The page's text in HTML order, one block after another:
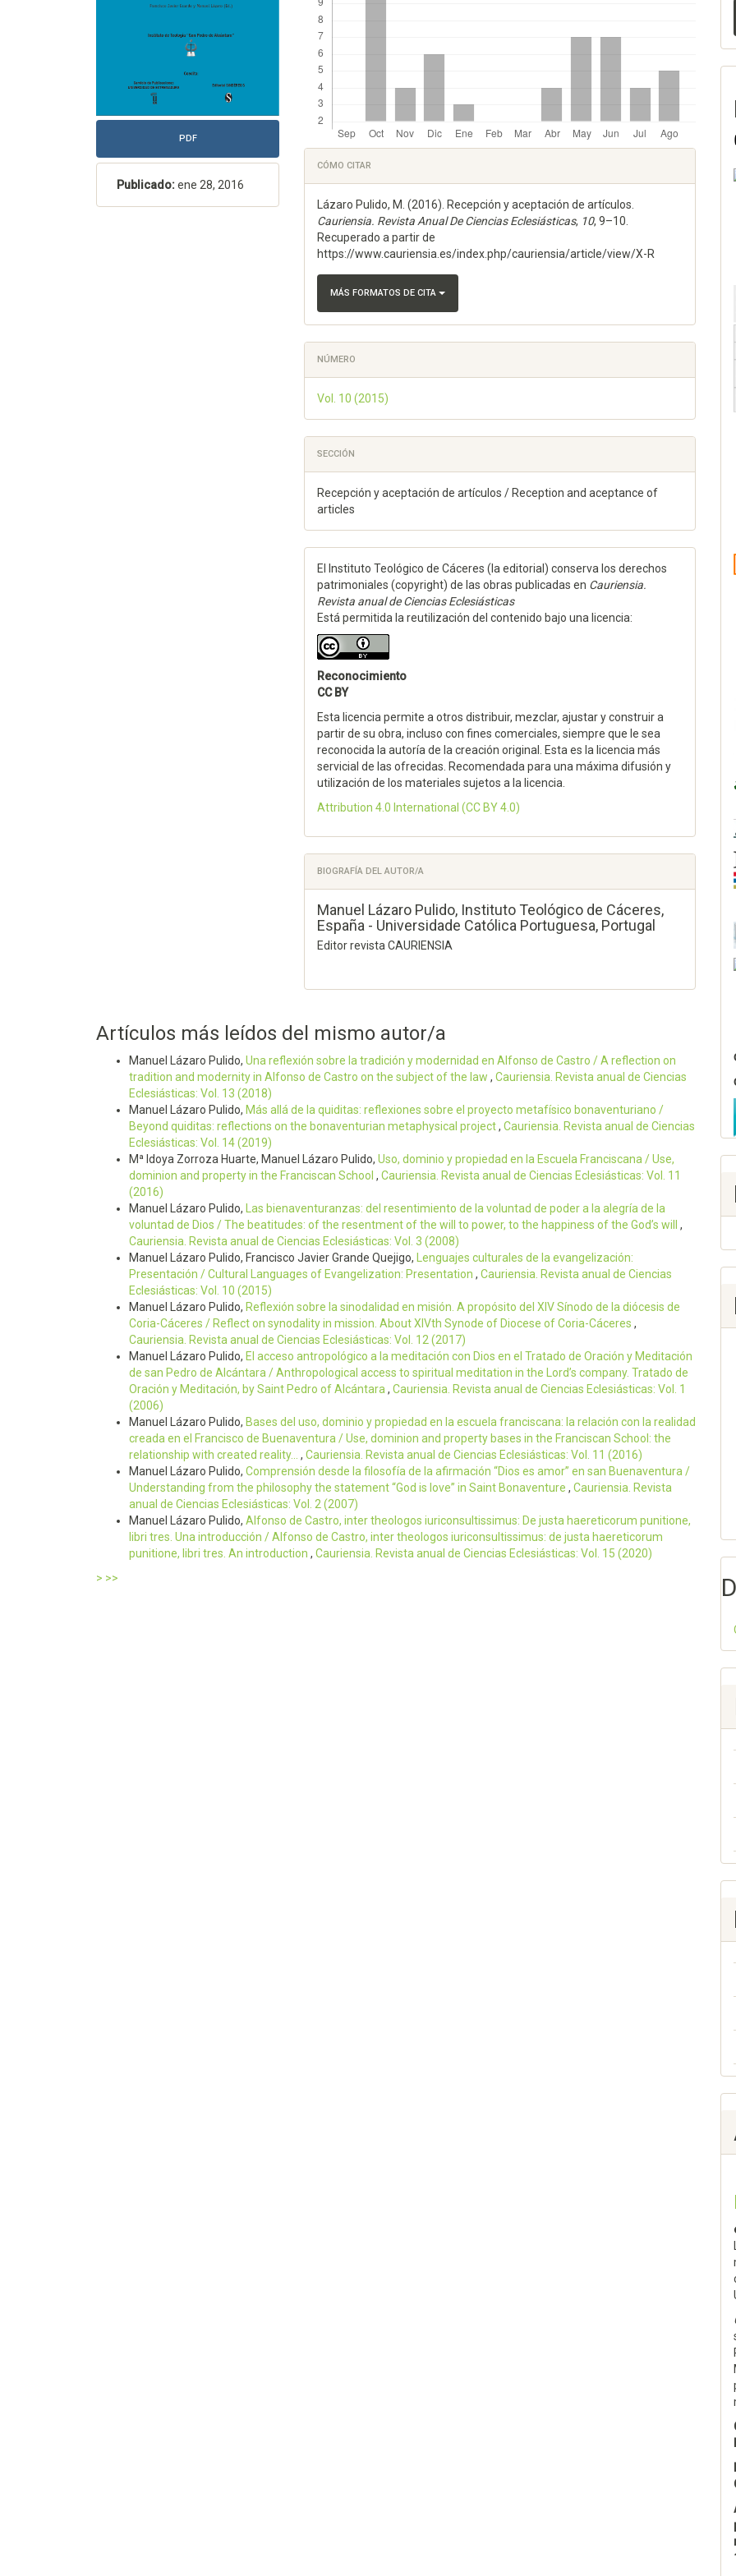
PDF
Publicado:ene 28, 2016
Detalles
del
artículo
CÓMO CITAR
Lázaro Pulido, M. (2016). Recepción y aceptación de artículos.
Cauriensia. Revista Anual De Ciencias Eclesiásticas, 10, 9–10.
Recuperado a partir de
https://www.cauriensia.es/index.php/cauriensia/article/view/X-R
MÁS FORMATOS DE CITA
NÚMERO
Vol. 10 (2015)
SECCIÓN
Recepción y aceptación de artículos / Reception and aceptance of
articles
El Instituto Teológico de Cáceres (la editorial) conserva los derechos
patrimoniales (copyright) de las obras publicadas en Cauriensia.
Revista anual de Ciencias Eclesiásticas
Está permitida la reutilización del contenido bajo una licencia:
Reconocimiento
CC BY
Esta licencia permite a otros distribuir, mezclar, ajustar y construir a
partir de su obra, incluso con fines comerciales, siempre que le sea
reconocida la autoría de la creación original. Esta es la licencia más
servicial de las ofrecidas. Recomendada para una máxima difusión y
utilización de los materiales sujetos a la licencia.
Attribution 4.0 International (CC BY 4.0)
BIOGRAFÍA DEL AUTOR/A
Manuel Lázaro Pulido, Instituto Teológico de Cáceres,
España - Universidade Católica Portuguesa, Portugal
Editor revista CAURIENSIA
Artículos más leídos del mismo autor/a
Manuel Lázaro Pulido, Una reflexión sobre la tradición y modernidad en Alfonso de Castro / A reflection on
tradition and modernity in Alfonso de Castro on the subject of the law , Cauriensia. Revista anual de Ciencias
Eclesiásticas: Vol. 13 (2018)
Manuel Lázaro Pulido, Más allá de la quiditas: reflexiones sobre el proyecto metafísico bonaventuriano /
Beyond quiditas: reflections on the bonaventurian metaphysical project, Cauriensia. Revista anual de Ciencias
Eclesiásticas: Vol. 14 (2019)
Mª Idoya Zorroza Huarte, Manuel Lázaro Pulido, Uso, dominio y propiedad en la Escuela Franciscana / Use,
dominion and property in the Franciscan School , Cauriensia. Revista anual de Ciencias Eclesiásticas: Vol. 11
(2016)
Manuel Lázaro Pulido,
Las bienaventuranzas: del resentimiento de la voluntad de poder a la alegría de la
voluntad de Dios / The beatitudes: of the resentment of the will to power, to the happiness of the God’s will ,
Cauriensia. Revista anual de Ciencias Eclesiásticas: Vol. 3 (2008)
Manuel Lázaro Pulido, Francisco Javier Grande Quejigo,
Lenguajes culturales de la evangelización:
Presentación / Cultural Languages of Evangelization: Presentation , Cauriensia. Revista anual de Ciencias
Eclesiásticas: Vol. 10 (2015)
Manuel Lázaro Pulido, Reflexión sobre la sinodalidad en misión. A propósito del XIV Sínodo de la diócesis de
Coria-Cáceres / Reflect on synodality in mission. About XIVth Synode of Diocese of Coria-Cáceres ,
Cauriensia. Revista anual de Ciencias Eclesiásticas: Vol. 12 (2017)
Manuel Lázaro Pulido, El acceso antropológico a la meditación con Dios en el Tratado de Oración y Meditación
de san Pedro de Alcántara / Anthropological access to spiritual meditation in the Lord’s company. Tratado de
Oración y Meditación, by Saint Pedro of Alcántara , Cauriensia. Revista anual de Ciencias Eclesiásticas: Vol. 1
(2006)
Manuel Lázaro Pulido, Bases del uso, dominio y propiedad en la escuela franciscana: la relación con la realidad
creada en el Francisco de Buenaventura / Use, dominion and property bases in the Franciscan School: the
relationship with created reality... , Cauriensia. Revista anual de Ciencias Eclesiásticas: Vol. 11 (2016)
Manuel Lázaro Pulido, Comprensión desde la filosofía de la afirmación “Dios es amor” en san Buenaventura /
Understanding from the philosophy the statement “God is love” in Saint Bonaventure , Cauriensia. Revista
anual de Ciencias Eclesiásticas: Vol. 2 (2007)
Manuel Lázaro Pulido, Alfonso de Castro, inter theologos iuriconsultissimus: De justa haereticorum punitione,
libri tres. Una introducción / Alfonso de Castro, inter theologos iuriconsultissimus: de justa haereticorum
punitione, libri tres. An introduction , Cauriensia. Revista anual de Ciencias Eclesiásticas: Vol. 15 (2020)
> >>